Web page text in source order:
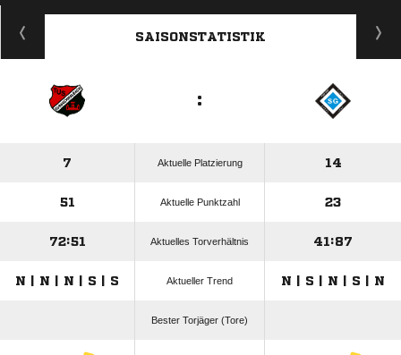
ANZEIGE
SAISONSTATISTIK
:
7 Aktuelle Platzierung 14
51 Aktuelle Punktzahl 23
72:51 Aktuelles Torverhältnis 41:87
N | N | N | S | S Aktueller Trend N | S | N | S | N
Bester Torjäger (Tore)